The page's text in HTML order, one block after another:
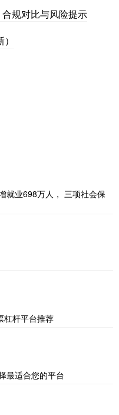
规对比与风险提示
就业698万人， 三项社会保
杠杆平台推荐
最适合您的平台